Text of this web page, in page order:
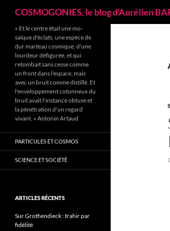
COSMOGONIES, le blog d'Aurélien
« Et le centre était une mo­
saïque d'éclats, une espèce de
dur marteau cosmique, d'une
lourdeur défigu­rée, et qui
retombait sans cesse comme
un front dans l'espace, mais
avec un bruit comme distillé. Et
l'enveloppement cotonneux du
bruit avait l'instance obtuse et
la pénétration d'un regard
vivant. » Antonin Artaud
PARTICULES ET COSMOS
SCIENCE ET SOCIÉTÉ
ARTICLES RÉCENTS
Sur Grothendieck : trahir par
fidélité